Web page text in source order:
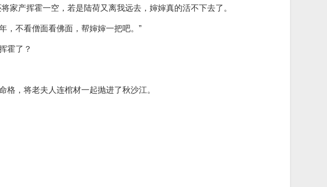
家产挥霍一空，若是陆荷又离我远去，婶婶真的活不下去了。
，不看僧面看佛面，帮婶婶一把吧。”
霍了？
，将老夫人连棺材一起抛进了秋沙江。